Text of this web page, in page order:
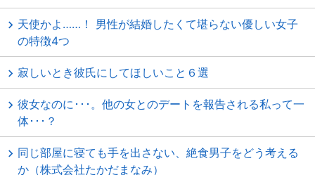
天使かよ……！ 男性が結婚したくて堪らない優しい女子
の特徴4つ
寂しいとき彼氏にしてほしいこと６選
彼女なのに･･･。他の女とのデートを報告される私って一
体･･･？
同じ部屋に寝ても手を出さない、絶食男子をどう考える
か（株式会社たかだまなみ）